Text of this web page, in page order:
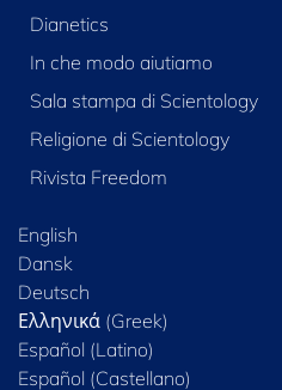
Dianetics
In che modo aiutiamo
Sala stampa di Scientology
Religione di Scientology
Rivista Freedom
English
Dansk
Deutsch
Ελληνικά (Greek)
Español (Latino)
Español (Castellano)